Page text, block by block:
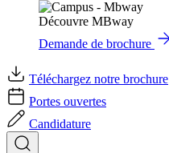
Découvre MBway
Demande de brochure
Téléchargez notre brochure
Portes ouvertes
Candidature